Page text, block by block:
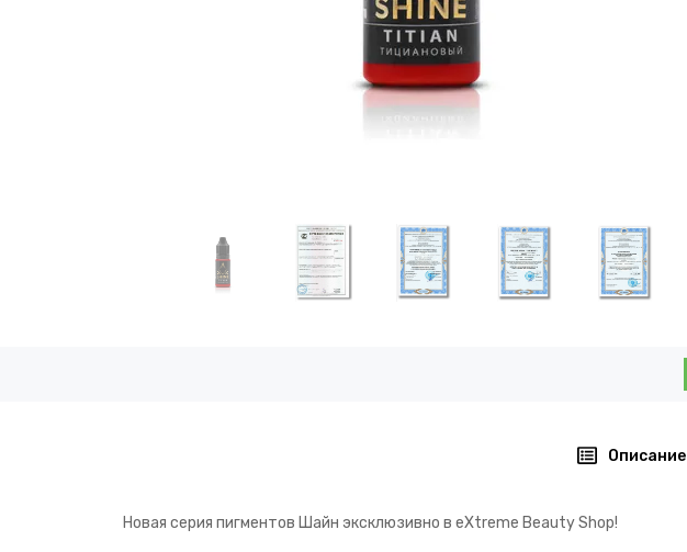
Описание
Новая серия пигментов Шайн эксклюзивно в eXtreme Beauty Shop!